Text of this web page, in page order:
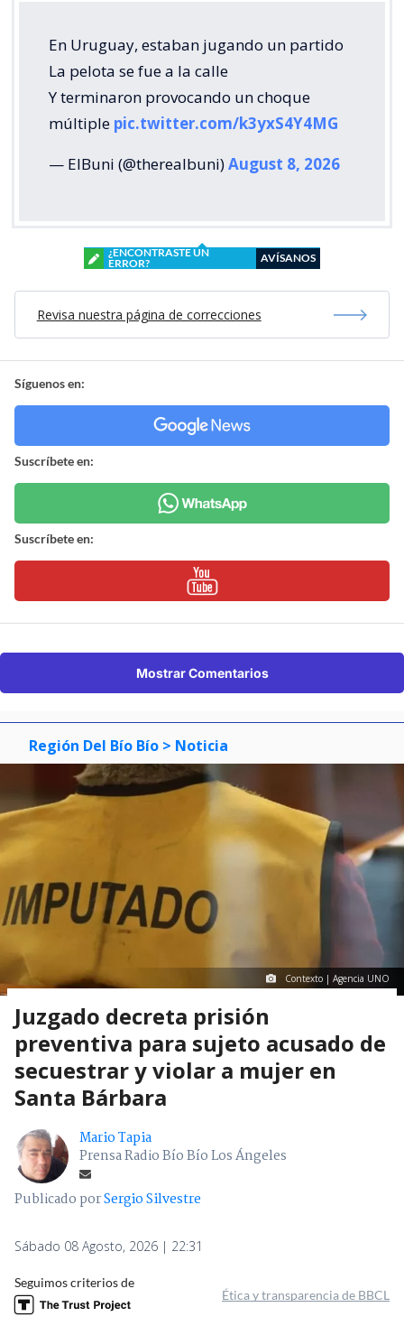
En Uruguay, estaban jugando un partido
La pelota se fue a la calle
Y terminaron provocando un choque
múltiple pic.twitter.com/k3yxS4Y4MG
— ElBuni (@therealbuni)August 8, 2026
¿ENCONTRASTE UN
ERROR?
AVÍSANOS
Revisa nuestra página de correcciones
Síguenos en:
Suscríbete en:
Suscríbete en:
Mostrar Comentarios
Región Del Bío Bío > Noticia
Contexto | Agencia UNO
Juzgado decreta prisión
preventiva para sujeto acusado de
secuestrar y violar a mujer en
Santa Bárbara
Mario Tapia
Prensa Radio Bío Bío Los Ángeles
Publicado porSergio Silvestre
Sábado 08 Agosto, 2026 | 22:31
Seguimos criterios de
Ética y transparencia de BBCL